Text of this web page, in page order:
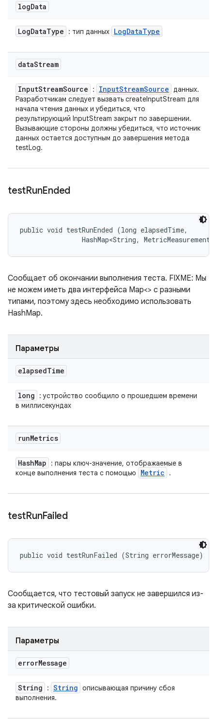
logData
LogDataType : тип данных LogDataType
dataStream
InputStreamSource : InputStreamSource данных.
Разработчикам следует вызвать createInputStream для
начала чтения данных и убедиться, что
результирующий InputStream закрыт по завершении.
Вызывающие стороны должны убедиться, что источник
данных остается доступным до завершения метода
testLog.
testRunEnded
public void testRunEnded (long elapsedTime,
HashMap<String,
Сообщает об окончании выполнения теста. FIXME: Мы
не можем иметь два интерфейса Map<> с разными
типами, поэтому здесь необходимо использовать
HashMap.
Параметры
elapsedTime
long
: устройство сообщило о прошедшем времени
в миллисекундах
runMetrics
HashMap
: пары ключ-значение, отображаемые в
конце выполнения теста с помощью
Metric .
testRunFailed
public void testRunFailed (String errorMessage)
Сообщается, что тестовый запуск не завершился из-
за критической ошибки.
Параметры
errorMessage
String : String описывающая причину сбоя
выполнения.